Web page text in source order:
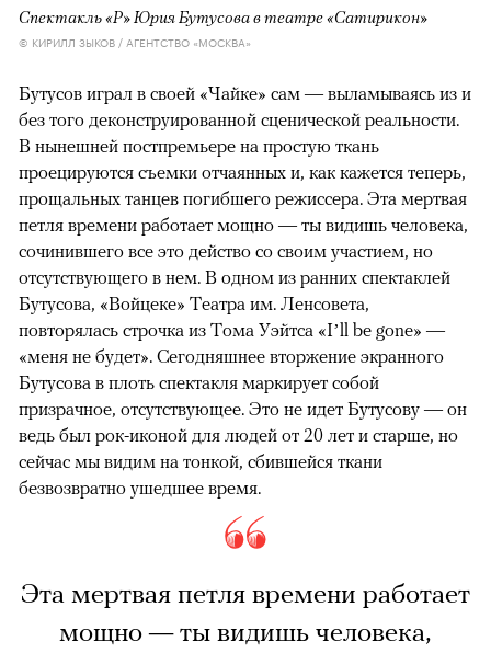
Спектакль «Р» Юрия Бутусова в театре «Сатирикон»
© КИРИЛЛ ЗЫКОВ / АГЕНТСТВО «МОСКВА»
Бутусов играл в своей «Чайке» сам — выламываясь из и
без того деконструированной сценической реальности.
В нынешней постпремьере на простую ткань
проецируются съемки отчаянных и, как кажется теперь,
прощальных танцев погибшего режиссера. Эта мертвая
петля времени работает мощно — ты видишь человека,
сочинившего все это действо со своим участием, но
отсутствующего в нем. В одном из ранних спектаклей
Бутусова, «Войцеке» Театра им. Ленсовета,
повторялась строчка из Тома Уэйтса «I’ll be gone» —
«меня не будет». Сегодняшнее вторжение экранного
Бутусова в плоть спектакля маркирует собой
призрачное, отсутствующее. Это не идет Бутусову — он
ведь был рок-иконой для людей от 20 лет и старше, но
сейчас мы видим на тонкой, сбившейся ткани
безвозвратно ушедшее время.
Эта мертвая петля времени работает
мощно — ты видишь человека,